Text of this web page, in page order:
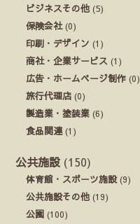
ビジネスその他 (5)
保険会社(0)
印刷・デザイン (1)
商社・企業サービス (1)
広告・ホームページ制作 (0)
旅行代理店 (0)
製造業・塗装業 (6)
食品関連 (1)
公共施設 (150)
体育館・スポーツ施設(9)
公共施設その他 (19)
公園 (100)